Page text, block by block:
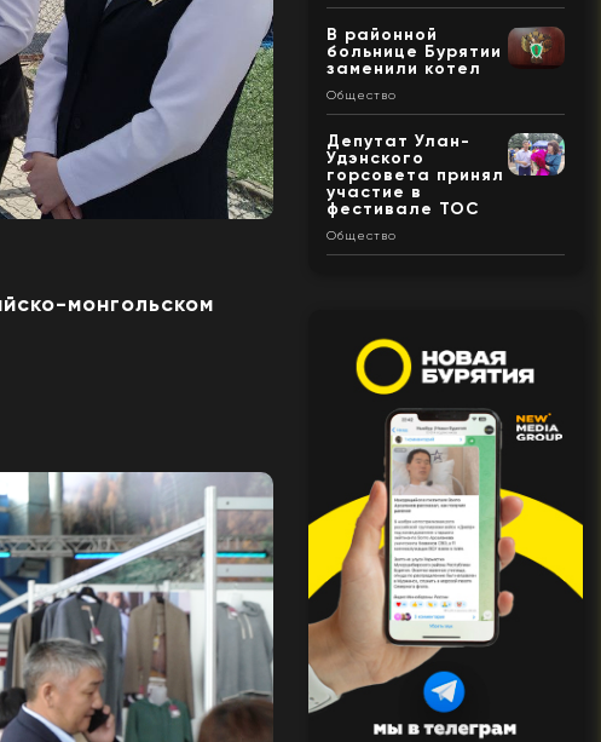
монгольском
В районной
больнице Бурятии
заменили котел
Общество
Депутат Улан-
Удэнского
горсовета принял
участие в
фестивале ТОС
Общество